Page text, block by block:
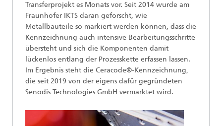
Transferprojekt es Monats vor. Seit 2014 wurde am
Fraunhofer IKTS daran geforscht, wie
Metallbauteile so markiert werden können, dass die
Kennzeichnung auch intensive Bearbeitungsschritte
übersteht und sich die Komponenten damit
lückenlos entlang der Prozesskette erfassen lassen.
Im Ergebnis steht die Ceracode®-Kennzeichnung,
die seit 2019 von der eigens dafür gegründeten
Senodis Technologies GmbH vermarktet wird.